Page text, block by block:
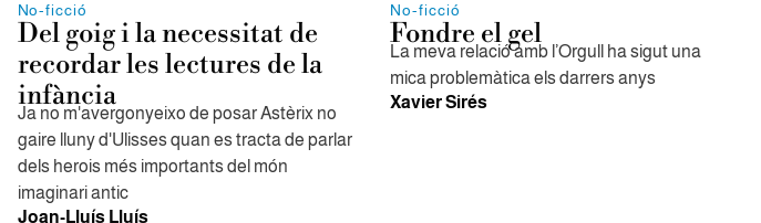
No-ficció
Del goig i la necessitat de
recordar les lectures de la
infància
Ja no m'avergonyeixo de posar Astèrix no
gaire lluny d'Ulisses quan es tracta de parlar
dels herois més importants del món
imaginari antic
Joan-Lluís Lluís
No-ficció
Fondre el gel
La meva relació amb l’Orgull ha sigut una
mica problemàtica els darrers anys
Xavier Sirés